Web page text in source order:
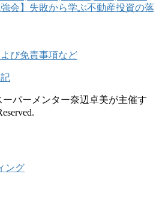
会】失敗から学ぶ不動産投資の落
び免責事項など
パーメンター奈辺卓美が主催す
ング